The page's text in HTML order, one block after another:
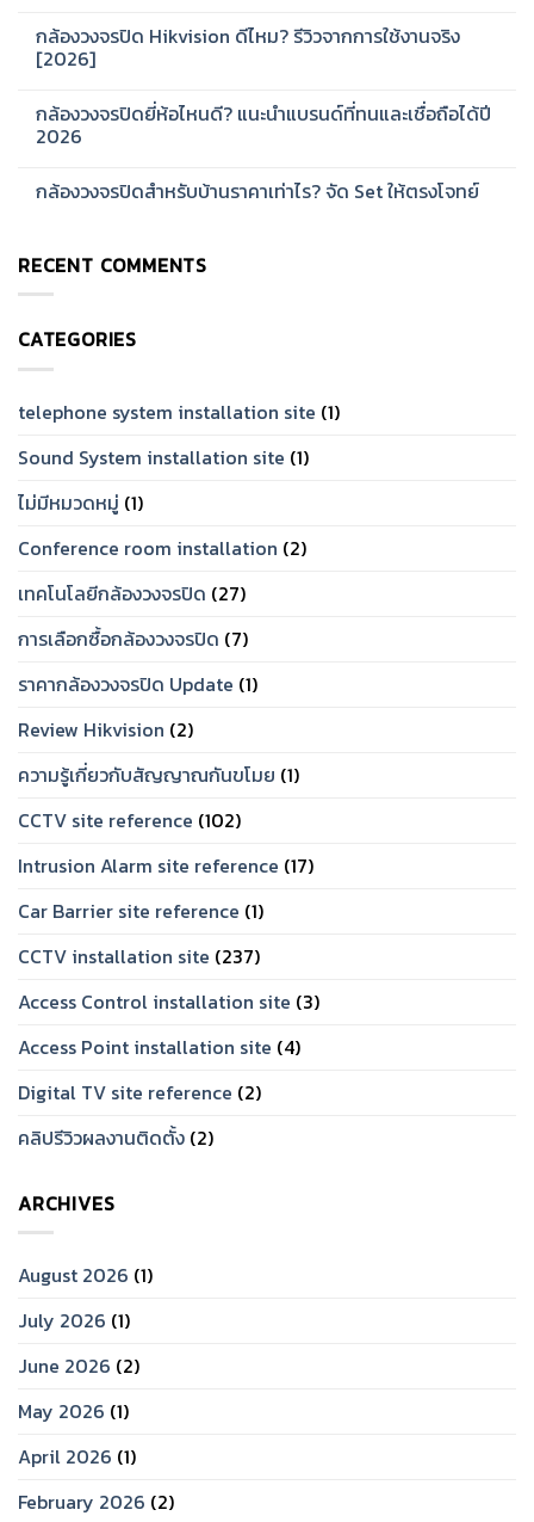
แนะนำ
ซี
รีส์
และ
ออฟฟิศ
[2026]
on
การ
ออกแบบ
CCTV
สำหรับ
โรงงาน
[2026]
กล้องวงจรปิด Hikvision ดีไหม? รีวิวจากการใช้งานจริง
[2026]
on
กล้อง
วงจรปิด
ไหม?
งาน
[2026]
กล้องวงจรปิดยี่ห้อไหนดี? แนะนำแบรนด์ที่ทนและเชื่อถือได้ปี
2026
on
ดี?
แบรนด์
ทน
และ
ถือ
ปี
2026
กล้องวงจรปิดสำหรับบ้านราคาเท่าไร? จัด Set ให้ตรงโจทย์
กล้อง
วงจรปิด
สำหรับ
เท่าไร?
Set
โจทย์
RECENT COMMENTS
CATEGORIES
telephone system installation site (1)
Sound System installation site (1)
ไม่มีหมวดหมู่ (1)
Conference room installation (2)
เทคโนโลยีกล้องวงจรปิด (27)
การเลือกซื้อกล้องวงจรปิด (7)
ราคากล้องวงจรปิด Update (1)
Review Hikvision (2)
ความรู้เกี่ยวกับสัญญาณกันขโมย (1)
CCTV site reference (102)
Intrusion Alarm site reference (17)
Car Barrier site reference (1)
CCTV installation site (237)
Access Control installation site (3)
Access Point installation site (4)
Digital TV site reference (2)
คลิปรีวิวผลงานติดตั้ง (2)
ARCHIVES
August 2026 (1)
July 2026 (1)
June 2026 (2)
May 2026 (1)
April 2026 (1)
February 2026 (2)